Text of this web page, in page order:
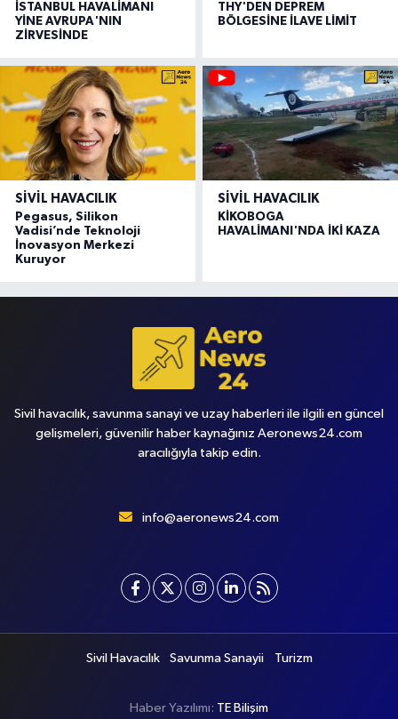
İSTANBUL HAVALİMANI
YİNE AVRUPA'NIN
ZİRVESİNDE
THY'DEN DEPREM
BÖLGESİNE İLAVE LİMİT
SIVIL HAVACILIK
Pegasus, Silikon
Vadisi’nde Teknoloji
İnovasyon Merkezi
Kuruyor
SIVIL HAVACILIK
KİKOBOGA
HAVALİMANI'NDA İKİ KAZA
Sivil havacılık, savunma sanayi ve uzay haberleri ile ilgili en güncel
gelişmeleri, güvenilir haber kaynağınız Aeronews24.com
aracılığıyla takip edin.
info@aeronews24.com
Sivil Havacılık Savunma Sanayii Turizm
Haber Yazılımı: TE Bilişim